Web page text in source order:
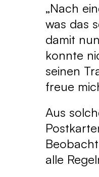
„Nach
was das
damit
konnte
seinen
freue
Aus
alle